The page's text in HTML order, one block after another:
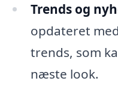
Trends og
opdateret
trends, som
næste look.